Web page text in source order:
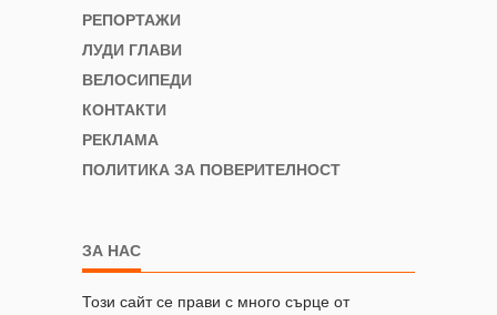
РЕПОРТАЖИ
ЛУДИ ГЛАВИ
ВЕЛОСИПЕДИ
КОНТАКТИ
РЕКЛАМА
ПОЛИТИКА ЗА ПОВЕРИТЕЛНОСТ
ЗА НАС
Този сайт се прави с много сърце от